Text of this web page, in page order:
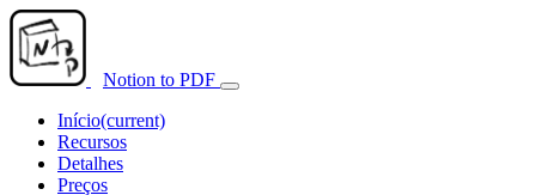
Notion to PDF
Início(current)
Recursos
Detalhes
Preços